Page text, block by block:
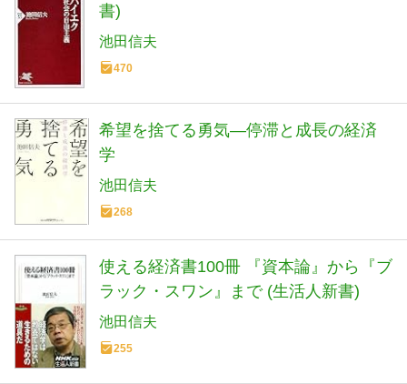
書)
池田信夫
470
希望を捨てる勇気―停滞と成長の経済
学
池田信夫
268
使える経済書100冊 『資本論』から『ブ
ラック・スワン』まで (生活人新書)
池田信夫
255